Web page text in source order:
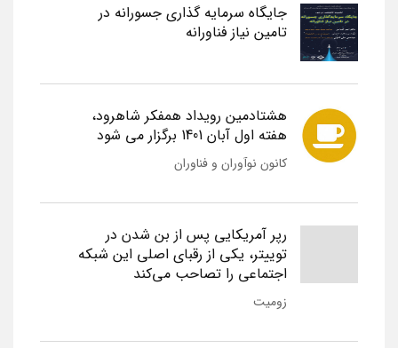
جایگاه سرمایه گذاری جسورانه در
تامین نیاز فناورانه
هشتادمین رویداد همفکر شاهرود،
هفته اول آبان 1401 برگزار می شود
کانون نوآوران و فناوران
رپر آمریکایی پس از بن شدن در
توییتر، یکی از رقبای اصلی این شبکه
اجتماعی را تصاحب می‌کند
زومیت